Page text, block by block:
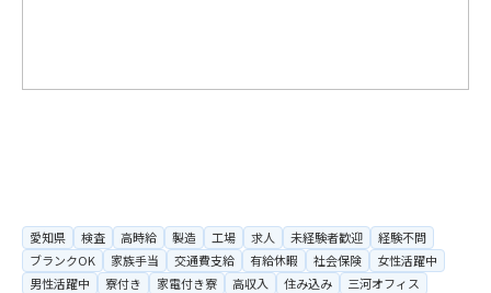
愛知県 検査 高時給 製造 工場 求人 未経験者歓迎
経験不問
ブランクOK
家族手当 交通費支給 有給休暇 社会保険
女性活躍中
男性活躍中
寮付き 家電付き寮 高収入 住み込み
三河オフィス